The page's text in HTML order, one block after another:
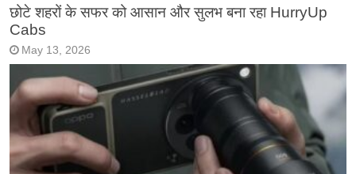
छोटे शहरों के सफर को आसान और सुलभ बना रहा HurryUp
Cabs
May 13, 2026